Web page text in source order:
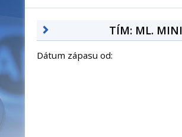
TÍM: ML.
Dátum zápasu od: